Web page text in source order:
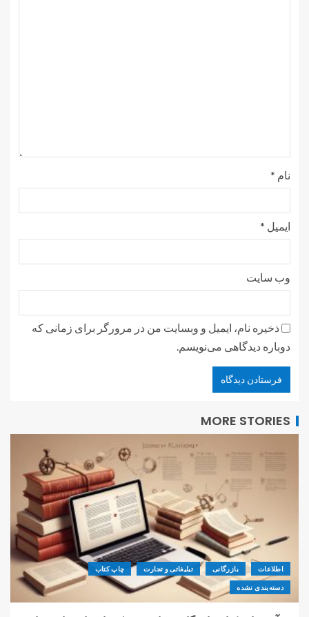
نام *
ایمیل *
وب‌ سایت
ذخیره نام، ایمیل و وبسایت من در مرورگر برای زمانی که
دوباره دیدگاهی می‌نویسم.
MORE STORIES
اطلاعات بازرگانی تبلیغاتی و تجارت چاپ کتاب
دسته‌بندی نشده